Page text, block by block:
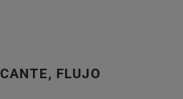
FLUJO